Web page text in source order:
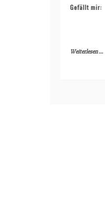
Gefällt mir:
Weiterlesen ...